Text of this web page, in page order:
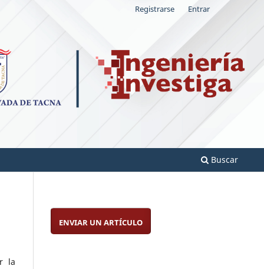
Buscar
Registrarse Entrar
la
ENVIAR UN ARTÍCULO